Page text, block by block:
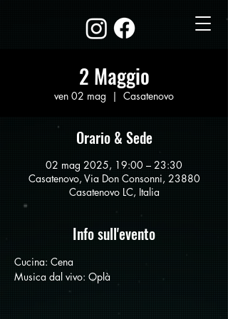
2 Maggio
ven 02 mag
  |
Casatenovo
Orario & Sede
02 mag 2025, 19:00 – 23:30
Casatenovo, Via Don Consonni, 23880
Casatenovo LC, Italia
Info sull'evento
Cucina: Cena
Musica dal vivo: Oplà